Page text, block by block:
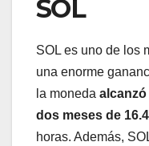
SOL
SOL es uno de los
una enorme
la moneda
dos meses de
horas. Además,